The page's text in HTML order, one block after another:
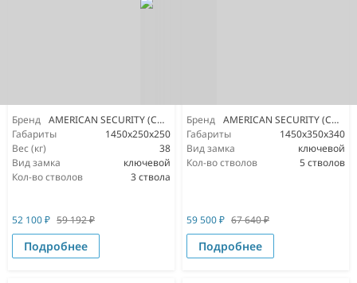
Бренд
AMERICAN SECURITY (США)
Габариты
1450x250x250
Вес (кг)
38
Вид замка
ключевой
Кол-во стволов
3 ствола
52 100₽ 59 192₽
Подробнее
Бренд
AMERICAN SECURITY (США)
Габариты
1450x350x340
Вид замка
ключевой
Кол-во стволов
5 стволов
59 500₽ 67 640₽
Подробнее